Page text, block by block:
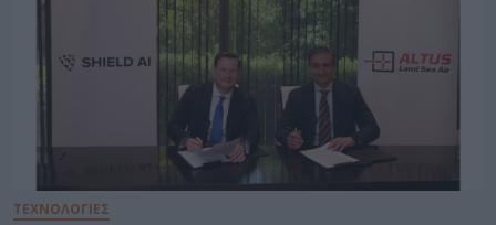
ΤΕΧΝΟΛΟΓΙΕΣ